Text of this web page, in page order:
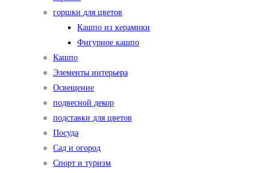
горшки для цветов
Кашпо из керамики
Фигурное кашпо
Кашпо
Элементы интерьера
Освещение
подвесной декор
подставки для цветов
Посуда
Сад и огород
Спорт и туризм